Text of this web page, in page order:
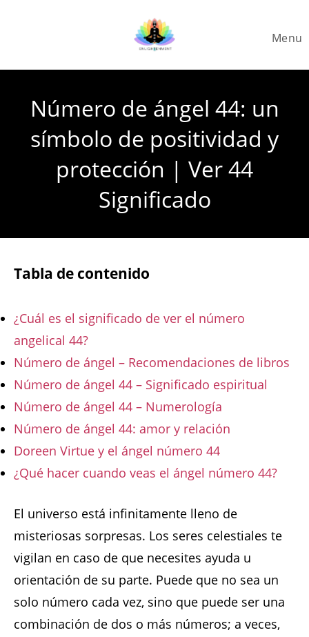
Menu
Número de ángel 44: un
símbolo de positividad y
protección | Ver 44
Significado
Tabla de contenido
¿Cuál es el significado de ver el número
angelical 44?
Número de ángel – Recomendaciones de libros
Número de ángel 44 – Significado espiritual
Número de ángel 44 – Numerología
Número de ángel 44: amor y relación
Doreen Virtue y el ángel número 44
¿Qué hacer cuando veas el ángel número 44?
El universo está infinitamente lleno de
misteriosas sorpresas. Los seres celestiales te
vigilan en caso de que necesites ayuda u
orientación de su parte. Puede que no sea un
solo número cada vez, sino que puede ser una
combinación de dos o más números; a veces,